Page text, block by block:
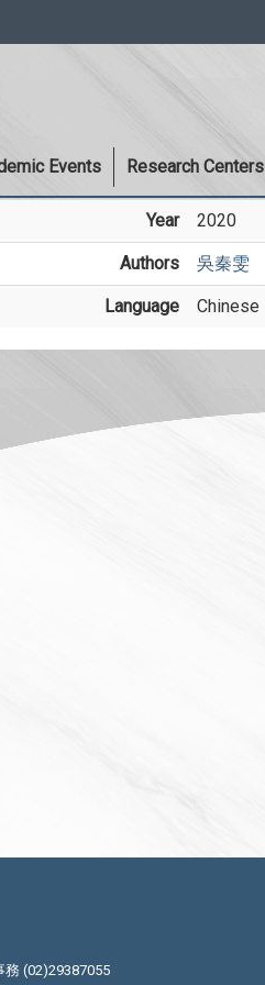
Events Research Centers
Year 2020
Authors 吳秦雯
Language Chinese
(02)29387055